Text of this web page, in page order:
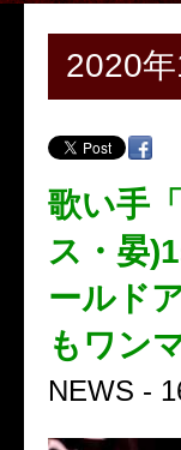
2020
歌い手
ス・晏
ールド
もワン
NEWS -